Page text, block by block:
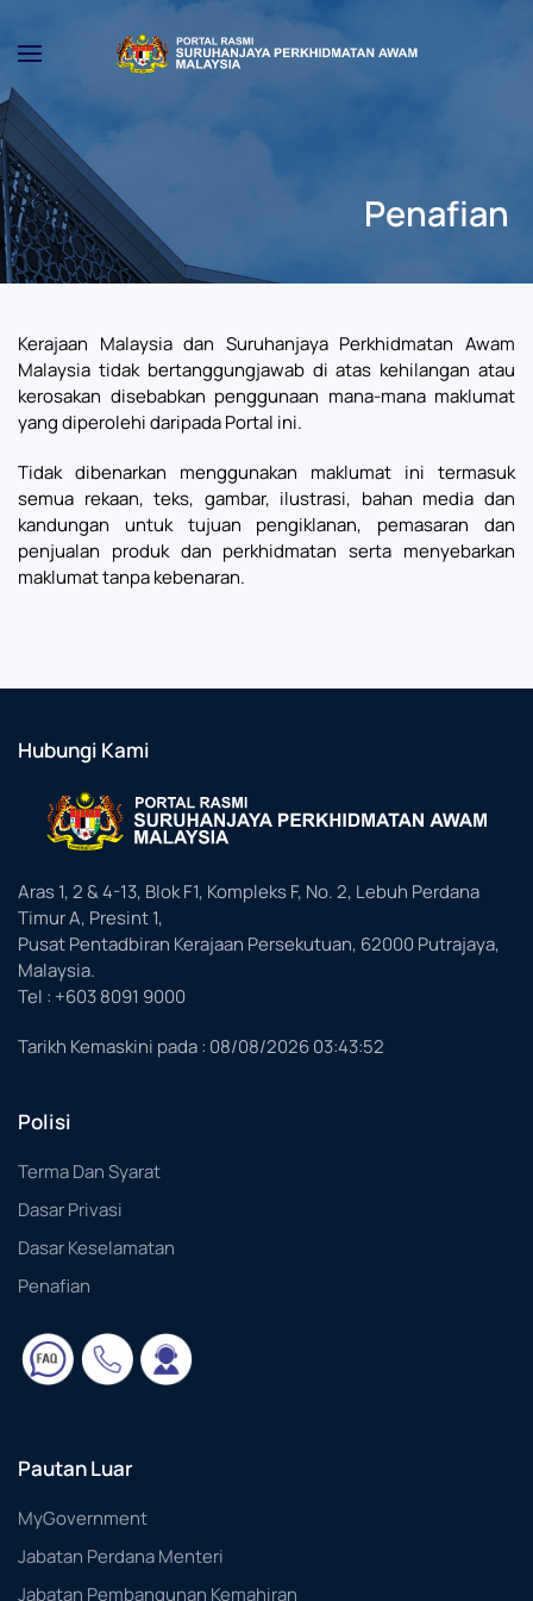
Skip to main content
Penafian
Kerajaan Malaysia dan Suruhanjaya Perkhidmatan Awam
Malaysia tidak bertanggungjawab di atas kehilangan atau
kerosakan disebabkan penggunaan mana-mana maklumat
yang diperolehi daripada Portal ini.
Tidak dibenarkan menggunakan maklumat ini termasuk
semua rekaan, teks, gambar, ilustrasi, bahan media dan
kandungan untuk tujuan pengiklanan, pemasaran dan
penjualan produk dan perkhidmatan serta menyebarkan
maklumat tanpa kebenaran.
Hubungi Kami
Aras 1, 2 & 4-13, Blok F1, Kompleks F, No. 2, Lebuh Perdana
Timur A, Presint 1,
Pusat Pentadbiran Kerajaan Persekutuan, 62000 Putrajaya,
Malaysia.
Tel : +603 8091 9000
Tarikh Kemaskini pada : 08/08/2026 03:43:52
Polisi
Terma Dan Syarat
Dasar Privasi
Dasar Keselamatan
Penafian
Pautan Luar
MyGovernment
Jabatan Perdana Menteri
Jabatan Pembangunan Kemahiran